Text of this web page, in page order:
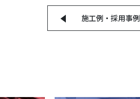
施工例・採用事例